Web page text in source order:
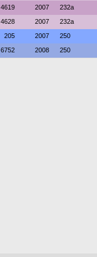
4619 2007 232а
4628 2007 232а
205 2007 250
6752 2008 250